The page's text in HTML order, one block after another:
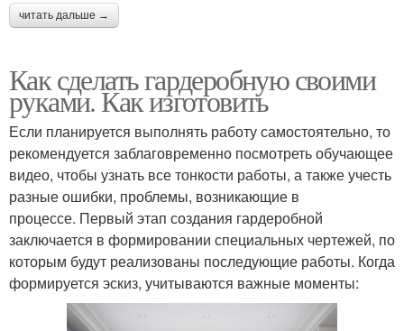
читать дальше →
Как сделать гардеробную своими
руками. Как изготовить
Если планируется выполнять работу самостоятельно, то
рекомендуется заблаговременно посмотреть обучающее
видео, чтобы узнать все тонкости работы, а также учесть
разные ошибки, проблемы, возникающие в
процессе. Первый этап создания гардеробной
заключается в формировании специальных чертежей, по
которым будут реализованы последующие работы. Когда
формируется эскиз, учитываются важные моменты: